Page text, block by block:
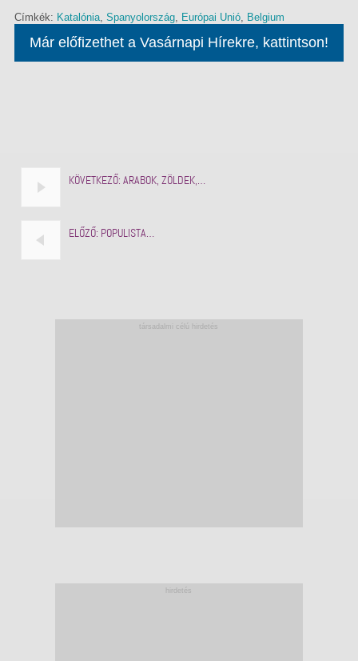
Címkék: Katalónia, Spanyolország, Európai Unió, Belgium
Már előfizethet a Vasárnapi Hírekre, kattintson!
KÖVETKEZŐ: ARABOK, ZÖLDEK,…
ELŐZŐ: POPULISTA…
társadalmi célú hirdetés
hirdetés